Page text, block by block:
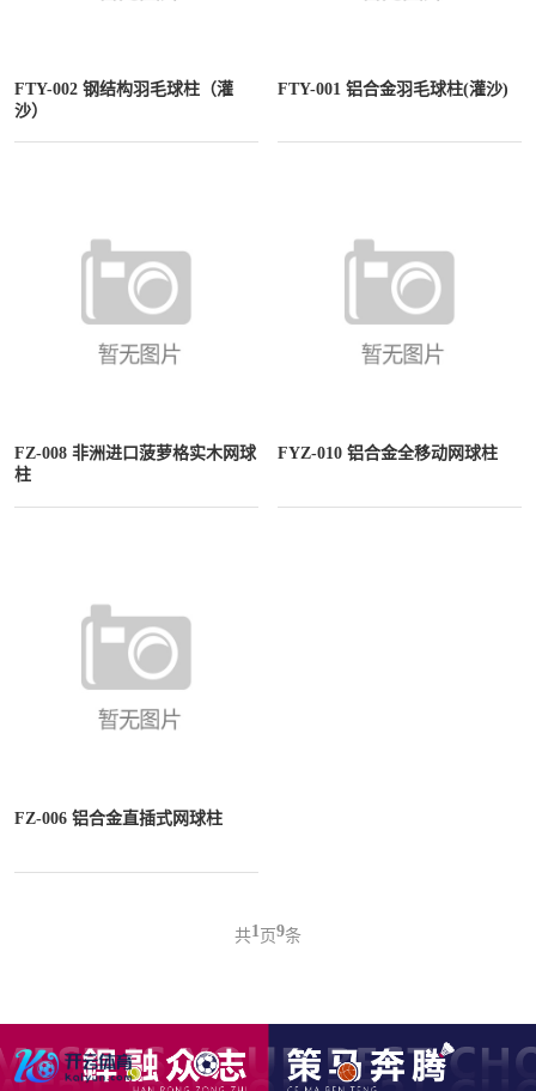
FTY-002 钢结构羽毛球柱（灌
沙）
FTY-001 铝合金羽毛球柱(灌沙)
FZ-008 非洲进口菠萝格实木网球
柱
FYZ-010 铝合金全移动网球柱
FZ-006 铝合金直插式网球柱
共1 页9条